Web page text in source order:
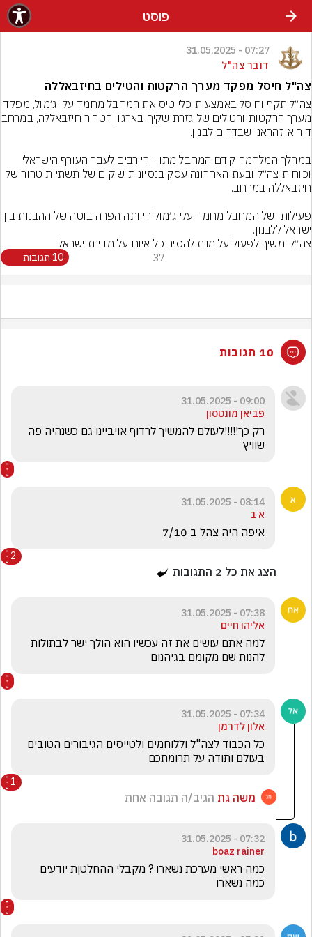
פוסט
07:27 - 31.05.2025
דובר צה"ל
צה"ל חיסל מפקד מערך הרקטות והטילים בחיזבאללה
צה״ל ימשיך לפעול על מנת להסיר כל איום על מדינת ישראל.
37 10 תגובות
10 תגובות
09:00 - 31.05.2025
פביאן מונטסון
שוויץ
08:14 - 31.05.2025
א ב
איפה היה צהל ב 7/10
2
הצג את כל 2 התגובות
07:38 - 31.05.2025
אליהו חיים
להנות שם מקומם בגיהנום
07:34 - 31.05.2025
אלון לדרמן
בעולם ותודה על תרומתכם
1
משה גת הגיב/ה תגובה אחת
07:32 - 31.05.2025
boaz rainer
כמה נשארו